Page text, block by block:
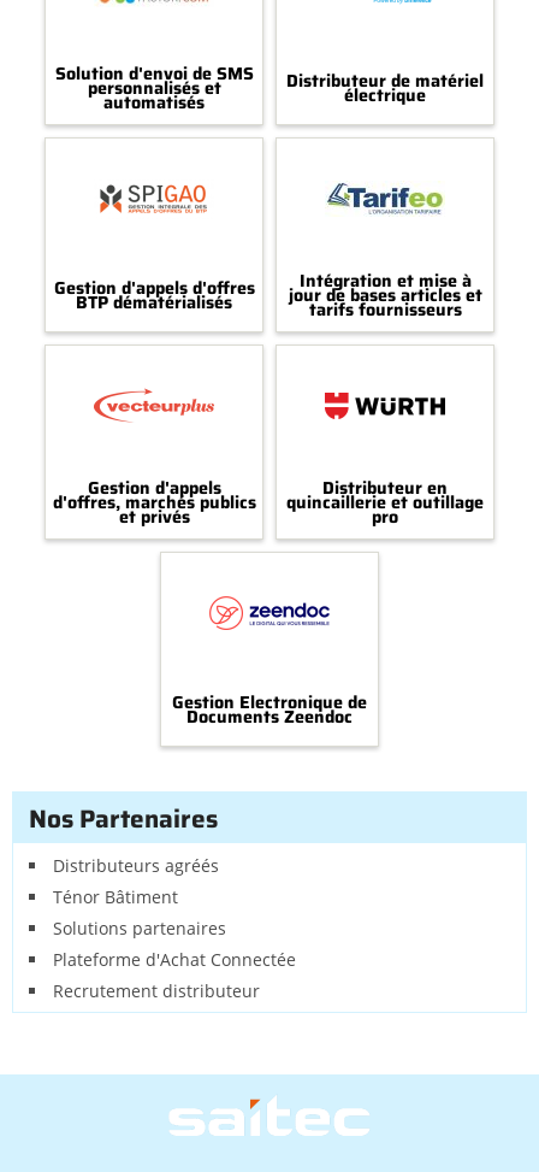
Solution d'envoi de SMS
personnalisés et
automatisés
Distributeur de matériel
électrique
Gestion d'appels d'offres
BTP dématérialisés
Intégration et mise à
jour de bases articles et
tarifs fournisseurs
Gestion d'appels
d'offres, marchés publics
et privés
Distributeur en
quincaillerie et outillage
pro
Gestion Electronique de
Documents Zeendoc
Nos Partenaires
Distributeurs agréés
Ténor Bâtiment
Solutions partenaires
Plateforme d'Achat Connectée
Recrutement distributeur